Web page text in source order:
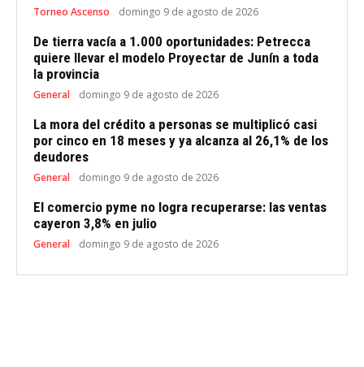
Torneo Ascenso domingo 9 de agosto de 2026
De tierra vacía a 1.000 oportunidades: Petrecca
quiere llevar el modelo Proyectar de Junín a toda
la provincia
General domingo 9 de agosto de 2026
La mora del crédito a personas se multiplicó casi
por cinco en 18 meses y ya alcanza al 26,1% de los
deudores
General domingo 9 de agosto de 2026
El comercio pyme no logra recuperarse: las ventas
cayeron 3,8% en julio
General domingo 9 de agosto de 2026